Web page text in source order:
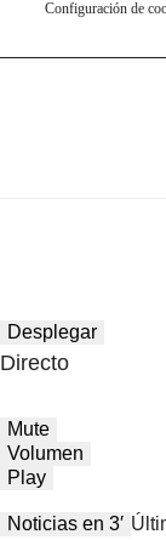
Configuración de
Desplegar
Directo
Mute
Volumen
Play
Noticias en 3′